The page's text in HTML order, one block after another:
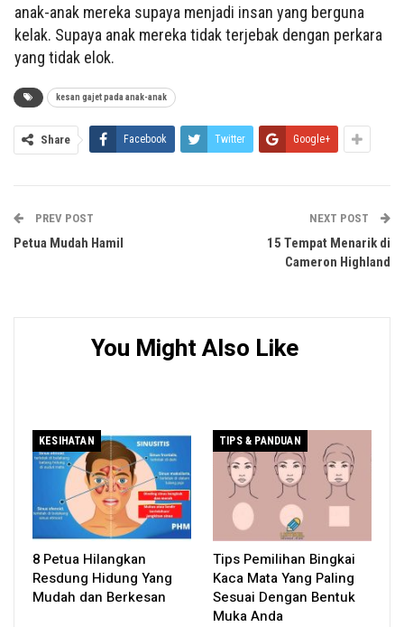
anak-anak mereka supaya menjadi insan yang berguna
kelak. Supaya anak mereka tidak terjebak dengan perkara
yang tidak elok.
kesan gajet pada anak-anak
Share Facebook Twitter Google+
PREV POST
Petua Mudah Hamil
NEXT POST
15 Tempat Menarik di
Cameron Highland
You Might Also Like
KESIHATAN
8 Petua Hilangkan
Resdung Hidung Yang
Mudah dan Berkesan
TIPS & PANDUAN
Tips Pemilihan Bingkai
Kaca Mata Yang Paling
Sesuai Dengan Bentuk
Muka Anda